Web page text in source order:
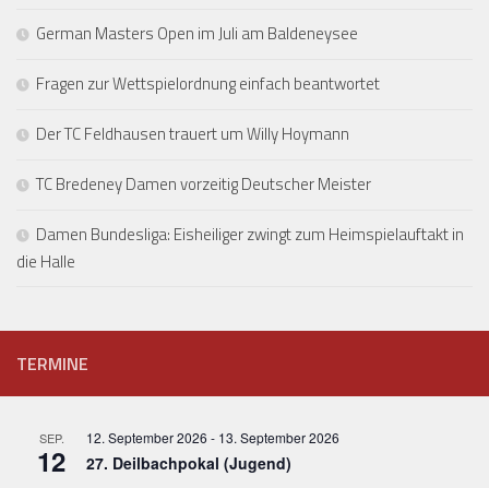
German Masters Open im Juli am Baldeneysee
Fragen zur Wettspielordnung einfach beantwortet
Der TC Feldhausen trauert um Willy Hoymann
TC Bredeney Damen vorzeitig Deutscher Meister
Damen Bundesliga: Eisheiliger zwingt zum Heimspielauftakt in
die Halle
TERMINE
SEP.
12
12. September 2026 - 13. September 2026
27. Deilbachpokal (Jugend)